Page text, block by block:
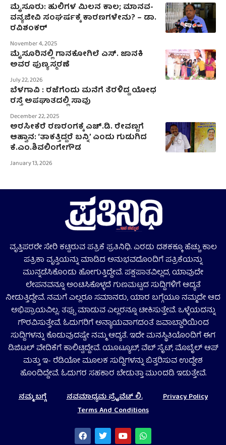
ಮೈಸೂರು: ಹುಲಿಗಳ ಮಿಲನ ಕಾಲ; ಮಾನವ-
ವನ್ಯಜೀವಿ ಸಂಘರ್ಷಕ್ಕೆ ಕಾರಣಗಳೇನು? – ಡಾ.
ರವಿಶಂಕರ್
November 4, 2025
ಮೈಸೂರಿನಲ್ಲಿ ಗಾನಕೋಗಿಲೆ ಎಸ್. ಜಾನಕಿ
ಅವರ ಪುಣ್ಯಸ್ಮರಣೆ
July 22, 2026
ಬೆಳಗಾವಿ : ರಜೆಗೆಂದು ಮನೆಗೆ ತೆರಳಿದ್ದ ಯೋಧ
ರಸ್ತೆ ಅಪಘಾತದಲ್ಲಿ ಸಾವು
December 22, 2025
ಅರಸೀಕೆರೆ ರಣರಂಗಕ್ಕೆ ಎಚ್‌.ಡಿ. ರೇವಣ್ಣಗೆ
ಆಹ್ವಾನ: ‘ತಾಕತ್ತಿದ್ದರೆ ಬನ್ನಿ’ ಎಂದು ಗುಡುಗಿದ
ಕೆ.ಎಂ.ಶಿವಲಿಂಗೇಗೌಡ
January 13, 2026
ವೃತ್ತಿಪರರೇ ಸೇರಿ ಕಟ್ಟಿರುವ ಪತ್ರಿಕೆ ಪ್ರತಿನಿಧಿ. ಎರಡು ದಶಕಕ್ಕೂ ಹೆಚ್ಚು ಕಾಲ
ಪತ್ರಿಕಾ ವೃತ್ತಿಯನ್ನು ಮಾಡಿದ ಅನುಭವದೊಂದಿಗೆ ಪತ್ರಿಕೆಯನ್ನು
ಮುನ್ನಡೆಸಿಕೊಂಡು ಹೋಗುತ್ತಿದ್ದೇವೆ. ಪಕ್ಷಪಾತವಿಲ್ಲದ, ಯಾವುದೇ
ಲೇಪನವನ್ನೂ ಅಂಟಿಸಿಕೊಳ್ಳದೆ ಗುಣಮಟ್ಟದ ಸುದ್ದಿಗಳಿಗೆ ಆದ್ಯತೆ
ನೀಡುತ್ತಿದ್ದೇವೆ. ನಮಗೆ ಎಲ್ಲರೂ ಸಮಾನರು, ಯಾರ ಬಗ್ಗೆಯೂ ನಮ್ಮದೇ ಆದ
ಅಭಿಪ್ರಾಯವಿಲ್ಲ. ತಪ್ಪು ಮಾಡುವ ಎಲ್ಲರನ್ನೂ ಟೀಕಿಸುತ್ತೇವೆ. ಒಳ್ಳೆಯದನ್ನು
ಗೌರವಿಸುತ್ತೇವೆ. ಓದುಗರಿಗೆ ಅನ್ಯಾಯವಾಗದಂತೆ ಜವಾಬ್ದಾರಿಯಿಂದ
ಸುದ್ದಿಗಳನ್ನು ಕೊಡುವುದಷ್ಟೇ ನಮ್ಮ ಆದ್ಯತೆ. ಇದೇ ಮನಸ್ಥಿತಿಯೊಂದಿಗೆ ಈಗ
ಡಿಜಿಟಲ್‌ ವೇದಿಕೆಗೆ ಕಾಲಿಟ್ಟಿದ್ದೇವೆ. ಯೂಟ್ಯೂಬ್‌, ವೆಬ್ ಸೈಟ್‌, ಮೊಬೈಲ್‌ ಆಪ್‌
ಮತ್ತು ಇ- ರೆಡಿಯೋ ಮೂಲಕ ಸುದ್ದಿಗಳನ್ನು ಬಿತ್ತರಿಸುವ ಉದ್ದೇಶ
ಹೊಂದಿದ್ದೇವೆ. ಓದುಗರ ಸಹಕಾರ ಬೇಡುತ್ತಾ ಮುಂದಡಿ ಇಡುತ್ತೇವೆ.
ನಮ್ಮ ಬಗ್ಗೆ ನವಮಾಧ್ಯಮ ಪ್ರೈವೆಟ್‌ ಲಿ.
Privacy Policy
Terms And Conditions